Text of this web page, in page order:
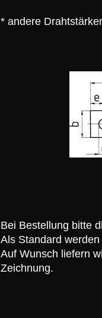
* andere
Bei Bestellung bitte
Als Standard
Auf Wunsch liefern
Zeichnung.